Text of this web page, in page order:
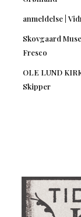
anmeldelse |
Skovgaard
Fresco
OLE LUND
Skipper